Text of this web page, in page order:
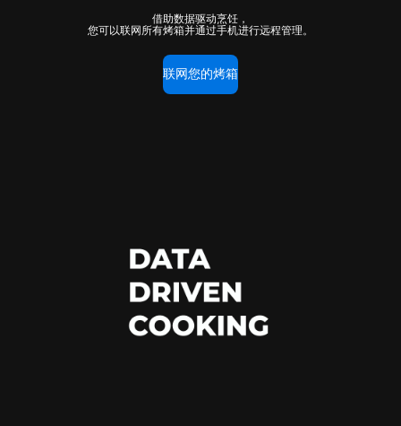
借助数据驱动烹饪，
您可以联网所有烤箱并通过手机进行远程管理。
联网您的烤箱